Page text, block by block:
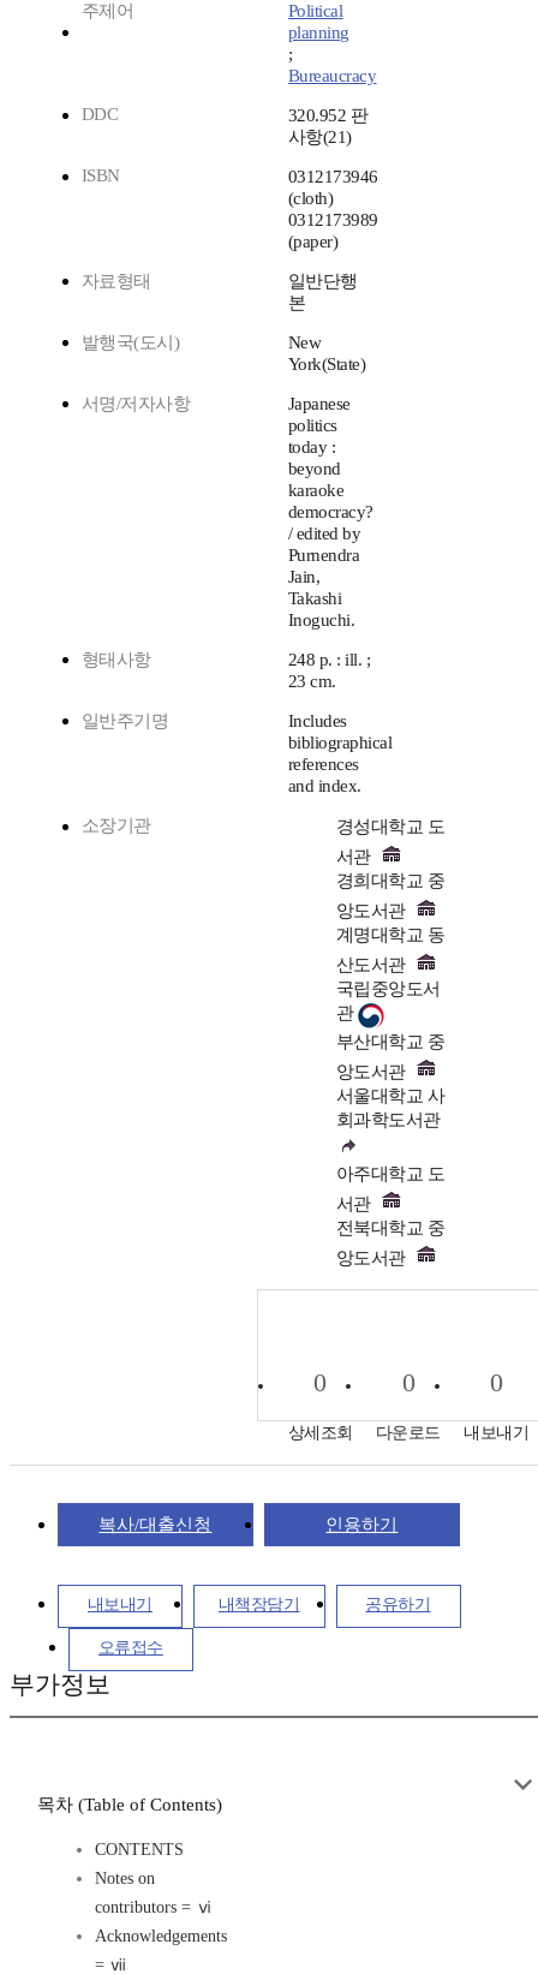
주제어
Political
planning
;
Bureaucracy
DDC
320.952 판
사항(21)
ISBN
0312173946
(cloth)
0312173989
(paper)
자료형태
일반단행
본
발행국(도시)
New
York(State)
서명/저자사항
Japanese
politics
today :
beyond
karaoke
democracy?
/ edited by
Purnendra
Jain,
Takashi
Inoguchi.
형태사항
248 p. : ill. ;
23 cm.
일반주기명
Includes
bibliographical
references
and index.
소장기관
경성대학교 도
서관
경희대학교 중
앙도서관
계명대학교 동
산도서관
국립중앙도서
관
부산대학교 중
앙도서관
서울대학교 사
회과학도서관
아주대학교 도
서관
전북대학교 중
앙도서관
0
상세조회
0
다운로드
0
내보내기
복사/대출신청 인용하기
내보내기 내책장담기 공유하기
오류접수
부가정보
목차 (Table of Contents)
CONTENTS
Notes on
contributors = ⅵ
Acknowledgements
= ⅶ